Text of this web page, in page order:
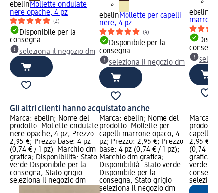
ebelinMollette ondulate
nere opache, 4 pz
(2)
Disponibile per la
consegna
seleziona il negozio dm
ebelinMollette per capelli
nere, 4 pz
(4)
Disponibile per la
consegna
seleziona il negozio dm
ebelin
Gli altri clienti hanno acquistato anche
Marca: ebelin; Nome del
prodotto: Mollette ondulate
nere opache, 4 pz; Prezzo:
2,95 €; Prezzo base: 4 pz
(0,74 € / 1 pz); Marchio dm
grafica; Disponibilità: Stato
verde Disponibile per la
consegna, Stato grigio
seleziona il negozio dm
Marca: ebelin; Nome del
prodotto: Mollette per
capelli marrone opaco, 4
pz; Prezzo: 2,95 €; Prezzo
base: 4 pz (0,74 € / 1 pz);
Marchio dm grafica;
Disponibilità: Stato verde
Disponibile per la
consegna, Stato grigio
seleziona il negozio dm
Marca:
capelli,
2,95 €;
(0,74 € /
grafica;
verde